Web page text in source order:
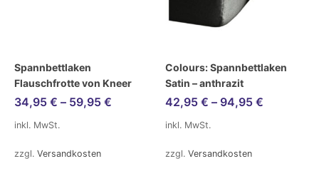
Spannbettlaken
Flauschfrotte von Kneer
34,95 € – 59,95 €
inkl. MwSt.
zzgl. Versandkosten
Colours: Spannbettlaken
Satin – anthrazit
42,95 € – 94,95 €
inkl. MwSt.
zzgl. Versandkosten